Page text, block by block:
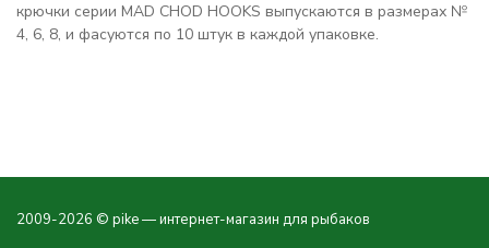
крючки серии MAD CHOD HOOKS выпускаются в размерах №
4, 6, 8, и фасуются по 10 штук в каждой упаковке.
2009-2026 © pike — интернет-магазин для рыбаков